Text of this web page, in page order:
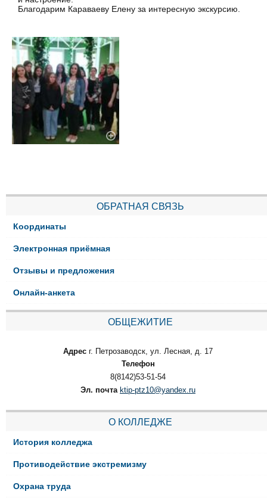
Благодарим Караваеву Елену за интересную экскурсию.
ОБРАТНАЯ СВЯЗЬ
Координаты
Электронная приёмная
Отзывы и предложения
Онлайн-анкета
ОБЩЕЖИТИЕ
Адрес г. Петрозаводск, ул. Лесная, д. 17
Телефон
8(8142)53-51-54
Эл. почта ktip-ptz10@yandex.ru
О КОЛЛЕДЖЕ
История колледжа
Противодействие экстремизму
Охрана труда